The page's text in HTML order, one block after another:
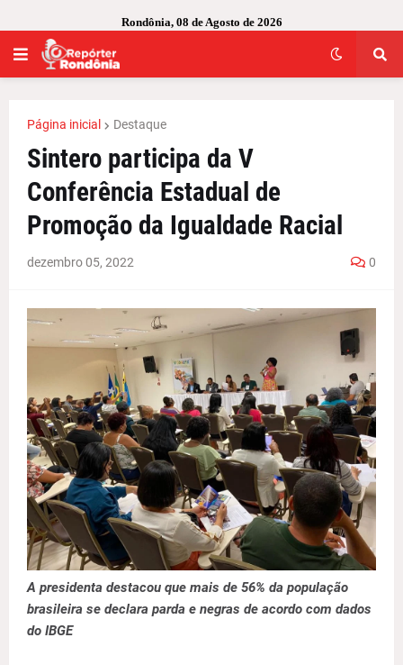
Rondônia, 08 de Agosto de 2026
Página inicial Destaque
Sintero participa da V
Conferência Estadual de
Promoção da Igualdade Racial
dezembro 05, 2022 0
A presidenta destacou que mais de 56% da população
brasileira se declara parda e negras de acordo com dados
do IBGE